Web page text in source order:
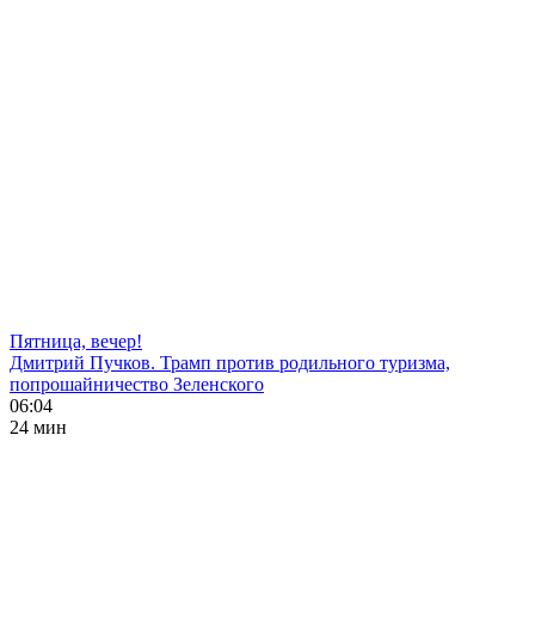
Пятница, вечер!
Дмитрий Пучков. Трамп против родильного туризма,
попрошайничество Зеленского
06:04
24 мин